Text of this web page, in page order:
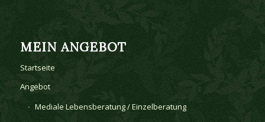
MEIN ANGEBOT
Startseite
Angebot
Mediale Lebensberatung / Einzelberatung